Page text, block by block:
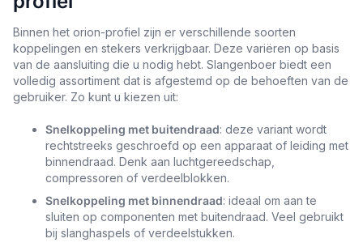
Binnen het orion-profiel zijn er verschillende soorten
koppelingen en stekers verkrijgbaar. Deze variëren op basis
van de aansluiting die u nodig hebt. Slangenboer biedt een
volledig assortiment dat is afgestemd op de behoeften van de
gebruiker. Zo kunt u kiezen uit:
Snelkoppeling met buitendraad: deze variant wordt
rechtstreeks geschroefd op een apparaat of leiding met
binnendraad. Denk aan luchtgereedschap,
compressoren of verdeelblokken.
Snelkoppeling met binnendraad: ideaal om aan te
sluiten op componenten met buitendraad. Veel gebruikt
bij slanghaspels of verdeelstukken.